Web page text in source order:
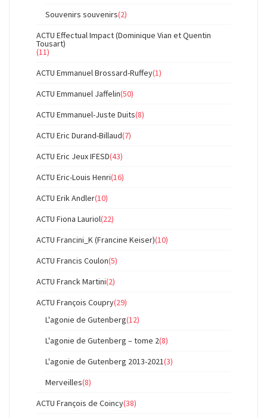
Souvenirs souvenirs(2)
ACTU Effectual Impact (Dominique Vian et Quentin
Tousart)
(11)
ACTU Emmanuel Brossard-Ruffey(1)
ACTU Emmanuel Jaffelin(50)
ACTU Emmanuel-Juste Duits(8)
ACTU Eric Durand-Billaud(7)
ACTU Eric Jeux IFESD(43)
ACTU Eric-Louis Henri(16)
ACTU Erik Andler(10)
ACTU Fiona Lauriol(22)
ACTU Francini_K (Francine Keiser)(10)
ACTU Francis Coulon(5)
ACTU Franck Martini(2)
ACTU François Coupry(29)
L'agonie de Gutenberg(12)
L'agonie de Gutenberg – tome 2(8)
L'agonie de Gutenberg 2013-2021(3)
Merveilles(8)
ACTU François de Coincy(38)